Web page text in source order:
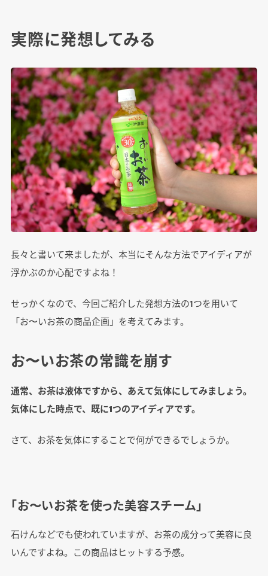
実際に発想してみる
長々と書いて来ましたが、本当にそんな方法でアイディアが
浮かぶのか心配ですよね！
せっかくなので、今回ご紹介した発想方法の1つを用いて
「お〜いお茶の商品企画」を考えてみます。
お〜いお茶の常識を崩す
通常、お茶は液体ですから、あえて気体にしてみましょう。
気体にした時点で、既に1つのアイディアです。
さて、お茶を気体にすることで何ができるでしょうか。
「お〜いお茶を使った美容スチーム」
石けんなどでも使われていますが、お茶の成分って美容に良
いんですよね。この商品はヒットする予感。